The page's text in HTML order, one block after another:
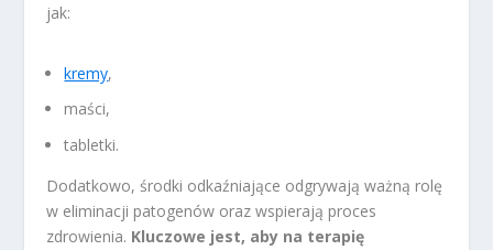
jak:
kremy,
maści,
tabletki.
Dodatkowo, środki odkaźniające odgrywają ważną rolę
w eliminacji patogenów oraz wspierają proces
zdrowienia. Kluczowe jest, aby na terapię